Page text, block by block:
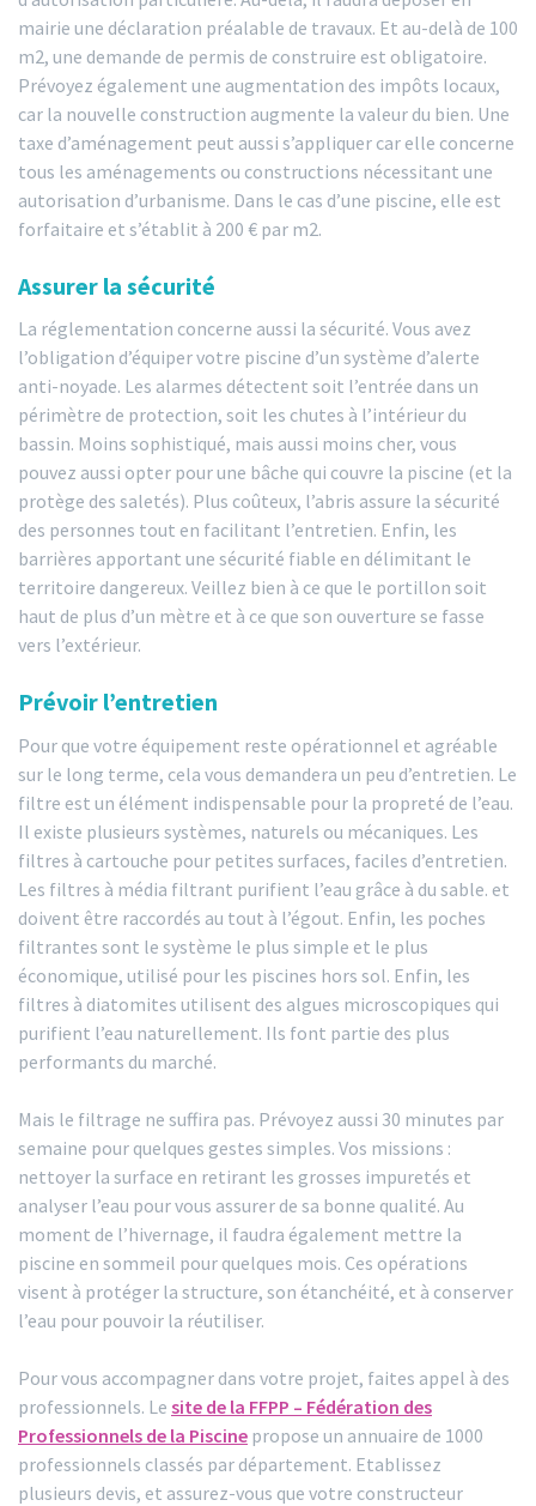
mairie une déclaration préalable de travaux. Et au-delà de 100
m2, une demande de permis de construire est obligatoire.
Prévoyez également une augmentation des impôts locaux,
car la nouvelle construction augmente la valeur du bien. Une
taxe d’aménagement peut aussi s’appliquer car elle concerne
tous les aménagements ou constructions nécessitant une
autorisation d’urbanisme. Dans le cas d’une piscine, elle est
forfaitaire et s’établit à 200 € par m2.
Assurer la sécurité
La réglementation concerne aussi la sécurité. Vous avez
l’obligation d’équiper votre piscine d’un système d’alerte
anti-noyade. Les alarmes détectent soit l’entrée dans un
périmètre de protection, soit les chutes à l’intérieur du
bassin. Moins sophistiqué, mais aussi moins cher, vous
pouvez aussi opter pour une bâche qui couvre la piscine (et la
protège des saletés). Plus coûteux, l’abris assure la sécurité
des personnes tout en facilitant l’entretien. Enfin, les
barrières apportant une sécurité fiable en délimitant le
territoire dangereux. Veillez bien à ce que le portillon soit
haut de plus d’un mètre et à ce que son ouverture se fasse
vers l’extérieur.
Prévoir l’entretien
Pour que votre équipement reste opérationnel et agréable
sur le long terme, cela vous demandera un peu d’entretien. Le
filtre est un élément indispensable pour la propreté de l’eau.
Il existe plusieurs systèmes, naturels ou mécaniques. Les
filtres à cartouche pour petites surfaces, faciles d’entretien.
Les filtres à média filtrant purifient l’eau grâce à du sable. et
doivent être raccordés au tout à l’égout. Enfin, les poches
filtrantes sont le système le plus simple et le plus
économique, utilisé pour les piscines hors sol. Enfin, les
filtres à diatomites utilisent des algues microscopiques qui
purifient l’eau naturellement. Ils font partie des plus
performants du marché.
Mais le filtrage ne suffira pas. Prévoyez aussi 30 minutes par
semaine pour quelques gestes simples. Vos missions :
nettoyer la surface en retirant les grosses impuretés et
analyser l’eau pour vous assurer de sa bonne qualité. Au
moment de l’hivernage, il faudra également mettre la
piscine en sommeil pour quelques mois. Ces opérations
visent à protéger la structure, son étanchéité, et à conserver
l’eau pour pouvoir la réutiliser.
Pour vous accompagner dans votre projet, faites appel à des
professionnels. Le site de la FFPP – Fédération des
Professionnels de la Piscine propose un annuaire de 1000
professionnels classés par département. Etablissez
plusieurs devis, et assurez-vous que votre constructeur